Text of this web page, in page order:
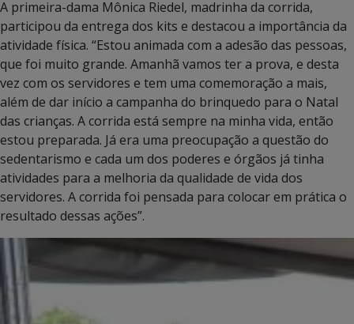
A primeira-dama Mônica Riedel, madrinha da corrida,
participou da entrega dos kits e destacou a importância da
atividade física. “Estou animada com a adesão das pessoas,
que foi muito grande. Amanhã vamos ter a prova, e desta
vez com os servidores e tem uma comemoração a mais,
além de dar início a campanha do brinquedo para o Natal
das crianças. A corrida está sempre na minha vida, então
estou preparada. Já era uma preocupação a questão do
sedentarismo e cada um dos poderes e órgãos já tinha
atividades para a melhoria da qualidade de vida dos
servidores. A corrida foi pensada para colocar em prática o
resultado dessas ações”.